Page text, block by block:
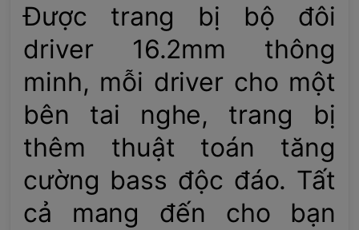
Được trang bị bộ đôi
driver 16.2mm thông
minh, mỗi driver cho một
bên tai nghe, trang bị
thêm thuật toán tăng
cường bass độc đáo. Tất
cả mang đến cho bạn